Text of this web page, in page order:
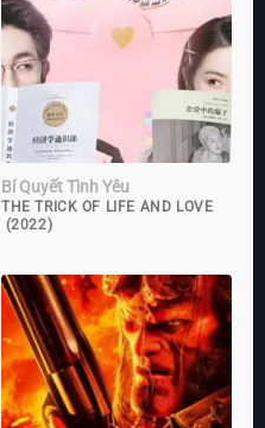
Bí Quyết Tình Yêu
THE TRICK OF LIFE AND LOVE
(2022)